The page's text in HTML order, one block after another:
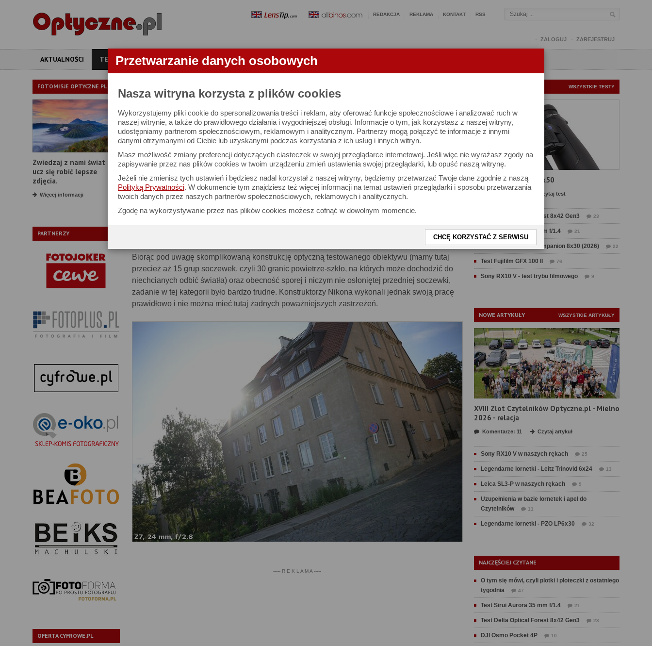
Przetwarzanie danych osobowych
Nasza witryna korzysta z plików cookies
Wykorzystujemy pliki cookie do spersonalizowania treści i reklam, aby oferować funkcje społecznościowe i analizować ruch w
naszej witrynie, a także do prawidłowego działania i wygodniejszej obsługi. Informacje o tym, jak korzystasz z naszej witryny,
udostępniamy partnerom społecznościowym, reklamowym i analitycznym. Partnerzy mogą połączyć te informacje z innymi
danymi otrzymanymi od Ciebie lub uzyskanymi podczas korzystania z ich usług i innych witryn.
Masz możliwość zmiany preferencji dotyczących ciasteczek w swojej przeglądarce internetowej. Jeśli więc nie wyrażasz zgody na
zapisywanie przez nas plików cookies w twoim urządzeniu zmień ustawienia swojej przeglądarki, lub opuść naszą witrynę.
Jeżeli nie zmienisz tych ustawień i będziesz nadal korzystał z naszej witryny, będziemy przetwarzać Twoje dane zgodnie z naszą
Polityką Prywatności. W dokumencie tym znajdziesz też więcej informacji na temat ustawień przeglądarki i sposobu przetwarzania
twoich danych przez naszych partnerów społecznościowych, reklamowych i analitycznych.
Zgodę na wykorzystywanie przez nas plików cookies możesz cofnąć w dowolnym momencie.
CHCĘ KORZYSTAĆ Z SERWISU
REDAKCJA REKLAMA KONTAKT RSS
ZALOGUJ ZAREJESTRUJ
AKTUALNOŚCI TESTY ARTYKUŁY APARATY OBIEKTYWY LORNETKI
FOTOMISJE OPTYCZNE.PL
Zwiedzaj z nami świat i
ucz się robić lepsze
zdjęcia.
Więcej informacji
PARTNERZY
OFERTA CYFROWE.PL
TEST OBIEKTYWU
Nikon Nikkor Z 24-70 mm f/2.8 S - test obiektywu
22 września 2020
Podziel się
Komentarze: 50
9. Odblaski
Praca Nikkora Z 24–70 mm f/2.8 S pod ostre światło jest dobra. W pewnych okolicznościach
Biorąc pod uwagę skomplikowaną konstrukcję optyczną testowanego obiektywu (mamy tutaj
przecież aż 15 grup soczewek, czyli 30 granic powietrze-szkło, na których może dochodzić do
niechcianych odbić światła) oraz obecność sporej i niczym nie osłoniętej przedniej soczewki,
zadanie w tej kategorii było bardzo trudne. Konstruktorzy Nikona wykonali jednak swoją pracę
prawidłowo i nie można mieć tutaj żadnych poważniejszych zastrzeżeń.
----- R E K L A M A -----
WSZYSTKIE TESTY
Test Carl Zeiss SFL 8x50
Czytaj test
Test Delta Optical Forest 8x42 Gen3 23
Test Sirui Aurora 35 mm f/1.4 21
Test Swarovski CL Companion 8x30 (2026) 22
Test Fujifilm GFX 100 II 76
Sony RX10 V - test trybu filmowego 9
NOWE ARTYKUŁY WSZYSTKIE ARTYKUŁY
XVIII Zlot Czytelników Optyczne.pl - Mielno
2026 - relacja
Komentarze: 11 Czytaj artykuł
Sony RX10 V w naszych rękach 25
Legendarne lornetki - Leitz Trinovid 6x24 13
Leica SL3-P w naszych rękach 9
Uzupełnienia w bazie lornetek i apel do
Czytelników
11
Legendarne lornetki - PZO LP6x30 32
NAJCZĘŚCIEJ CZYTANE
O tym się mówi, czyli plotki i ploteczki z ostatniego
tygodnia
47
Test Sirui Aurora 35 mm f/1.4 21
Test Delta Optical Forest 8x42 Gen3 23
DJI Osmo Pocket 4P 10